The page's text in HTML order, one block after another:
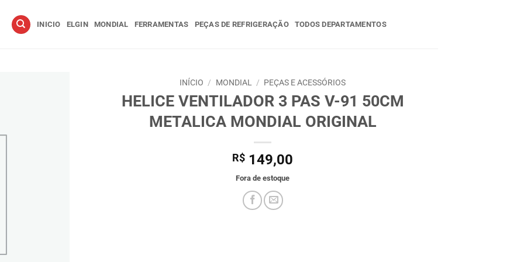
INICIO ELGIN MONDIAL FERRAMENTAS PEÇAS DE REFRIGERAÇÃO TODOS DEPARTAMENTOS
INÍCIO / MONDIAL / PEÇAS E ACESSÓRIOS
HELICE VENTILADOR 3 PAS V-91 50CM
METALICA MONDIAL ORIGINAL
R$ 149,00
Fora de estoque